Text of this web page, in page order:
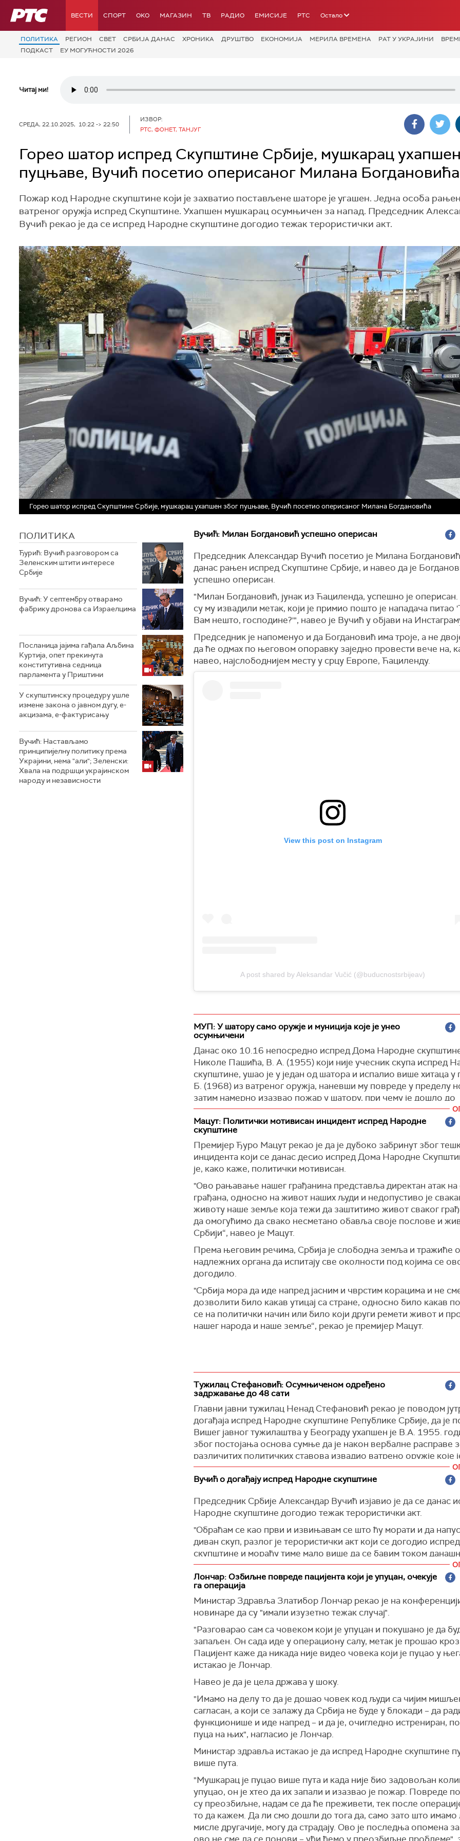
РТС ВЕСТИ СПОРТ OKO МАГАЗИН ТВ РАДИО ЕМИСИЈЕ РТС Остало
ПОЛИТИКА РЕГИОН СВЕТ СРБИЈА ДАНАС ХРОНИКА ДРУШТВО ЕКОНОМИЈА МЕРИЛА ВРЕМЕНА РАТ У УКРАЈИНИ
ПОДКАСТ
ЕУ МОГУЋНОСТИ 2026
Читај ми!
СРЕДА, 22.10.2025, 10:22 -> 22:50
ИЗВОР:
РТС, ФОНЕТ, ТАНЈУГ
Горео шатор испред Скупштине Србије, мушкарац
пуцњаве, Вучић посетио оперисаног Милана Богдановића
Пожар код Народне скупштине који је захватио постављене шаторе је угашен. Једна особа
ватреног оружја испред Скупштине. Ухапшен мушкарац осумњичен за напад. Председник
Вучић рекао је да се испред Народне скупштине догодио тежак терористички акт.
Горео шатор испред Скупштине Србије, мушкарац ухапшен због пуцњаве, Вучић посетио оперисаног Милана Богдановића
ПОЛИТИКА
Ђурић: Вучић разговором са
Зеленским штити интересе
Србије
Вучић: У септембру отварамо
фабрику дронова са Израелцима
Посланица јајима гађала Аљбина
Куртија, опет прекинута
конститутивна седница
парламента у Приштини
У скупштинску процедуру ушле
измене закона о јавном дугу, е-
акцизама, е-фактурисању
Вучић: Настављамо
принципијелну политику према
Украјини, нема "али"; Зеленски:
Хвала на подршци украјинском
народу и независности
Вучић: Милан Богдановић успешно оперисан
Председник Александар Вучић посетио је Милана
данас рањен испред Скупштине Србије, и навео да је
успешно оперисан.
"Милан Богдановић, јунак из Ћациленда, успешно је
су му извадили метак, који је примио пошто је нападача питао
Вам нешто, господине?'", навео је Вучић у објави на
Председник је напоменуо и да Богдановић има троје, а не
да ће одмах по његовом опоравку заједно провести вече на,
навео, најслободнијем месту у срцу Европе, Ћациленду.
View this post on Instagram
A post shared by Aleksandar Vučić (@buducnostsrbijeav)
МУП: У шатору само оружје и муниција које је унео
осумњичени
Данас око 10.16 непосредно испред Дома Народне
Николе Пашића, В. А. (1955) који није учесник скупа испред
скупштине, ушао је у један од шатора и испалио више хитаца у
Б. (1968) из ватреног оружја, наневши му повреде у пределу
затим намерно изазвао пожар у шатору, при чему је дошло до
експлозије мање плинске боце, саопштио је МУП.
М. Б. је збринут у Ургентном центру, а полиција је убрзо
ухапсила В. А.
Пожар је локализован и угашен.
Иначе, у запаљеном шатору није се налазило оружје, нити
осим оружја и муниције које је унео осумњичени, навео је
“Због постојања основа сумње да је извршио кривична дела
покушају, недозвољено држање, ношење и промет оружја и
експлозивних материја и изазивање опште опасности
А. је одређено задржавање до 48 часова и он ће, уз кривичну
бити приведен надлежном тужилаштву“, саопштио је МУП.
Полиција наставља интензиван рад на расветљавању свих
околности овог догађаја.
Мацут: Политички мотивисан инцидент испред Народне
скупштине
Премијер Ђуро Мацут рекао је да је дубоко забринут због
инцидента који се данас десио испред Дома Народне
је, како каже, политички мотивисан.
"Ово рањавање нашег грађанина представља директан атак
грађана, односно на живот наших људи и недопустиво је
животу наше земље која тежи да заштитимо живот сваког
да омогућимо да свако несметано обавља своје послове и
Србији“, навео је Мацут.
Према његовим речима, Србија је слободна земља и тражиће
надлежних органа да испитају све околности под којима се
догодило.
"Србија мора да иде напред јасним и чврстим корацима и не
дозволити било какав утицај са стране, односно било какав
се на политички начин или било који други ремети живот и
нашег народа и наше земље“, рекао је премијер Мацут.
Тужилац Стефановић: Осумњиченом одређено
задржавање до 48 сати
Главни јавни тужилац Ненад Стефановић рекао је поводом
догађаја испред Народне скупштине Републике Србије, да је
Вишег јавног тужилаштва у Београду ухапшен је В.А. 1955.
због постојања основа сумње да је након вербалне расправе
различитих политичких ставова извадио ватрено оружје које
неовлашћено носио и испалио више пројектила од којих је
погодио друго лице у пределу бутине, а други у плинску боцу
Како је навео, правовременом и ефикасном акцијом
Министарства унутрашњих послова Републике Србије
трагедија и у најкраћем року идентификован и ухапшен
„Осумњиченом В.А. је одређено задржавање до 48 сати због
основа сумње да је извршио кривична дела Убиство у
Недозвољено, држање, ношење и промет оружја и
материја, као и Изазивање опште опасности, у ком року ће
приведен на саслушање“, истакао је Стефановић.
Дежурни јавни тужилац обавио је увиђај на лицу места.
„У току је утврђивање свих релевантних околности и чињеница
са критичним догађајем. Позивам све грађане на уздржаност и
смиривање тензија, како не би дошло до ескалације
насиља“, рекао је Стефановић.
Вучић о догађају испред Народне скупштине
Председник Србије Александар Вучић изјавио је да се данас
Народне скупштине догодио тежак терористички акт.
"Обраћам се као први и извињавам се што ћу морати и да
диван скуп, разлог је терористички акт који се догодио
скупштине и мораћу тиме мало више да се бавим током
рекао је Вучић у на почетку обраћања у Палати Србије на
бесповратних средстава за куповину сеоске куће.
Вучић се извинио што мора да напусти скуп због, како је рекао,
тешког терористичког акта испред Народне скупштине.
Лончар: Озбиљне повреде пацијента који је упуцан, очекује
га операција
Министар Здравља Златибор Лончар рекао је на
новинаре да су "имали изузетно тежак случај".
"Разговарао сам са човеком који је упуцан и покушано је да
запаљен. Он сада иде у операциону салу, метак је прошао
Пацијент каже да никада није видео човека који је пуцао у
истакао је Лончар.
Навео је да је цела држава у шоку.
"Имамо на делу то да је дошао човек код људи са чијим
сагласан, а који се залажу да Србија не буде у блокади – да
функционише и иде напред – и да је, очигледно истрениран,
пуца на њих", нагласио је Лончар.
Министар здравља истакао је да испред Народне скупштине
више пута.
"Мушкарац је пуцао више пута и када није био задовољан
упуцао, он је хтео да их запали и изазвао је пожар. Повреде
су преозбиљне, надам се да ће преживети, тек после
то да кажем. Да ли смо дошли до тога да, само зато што имамо
мисле другачије, могу да страдају. Ово је последња опомена